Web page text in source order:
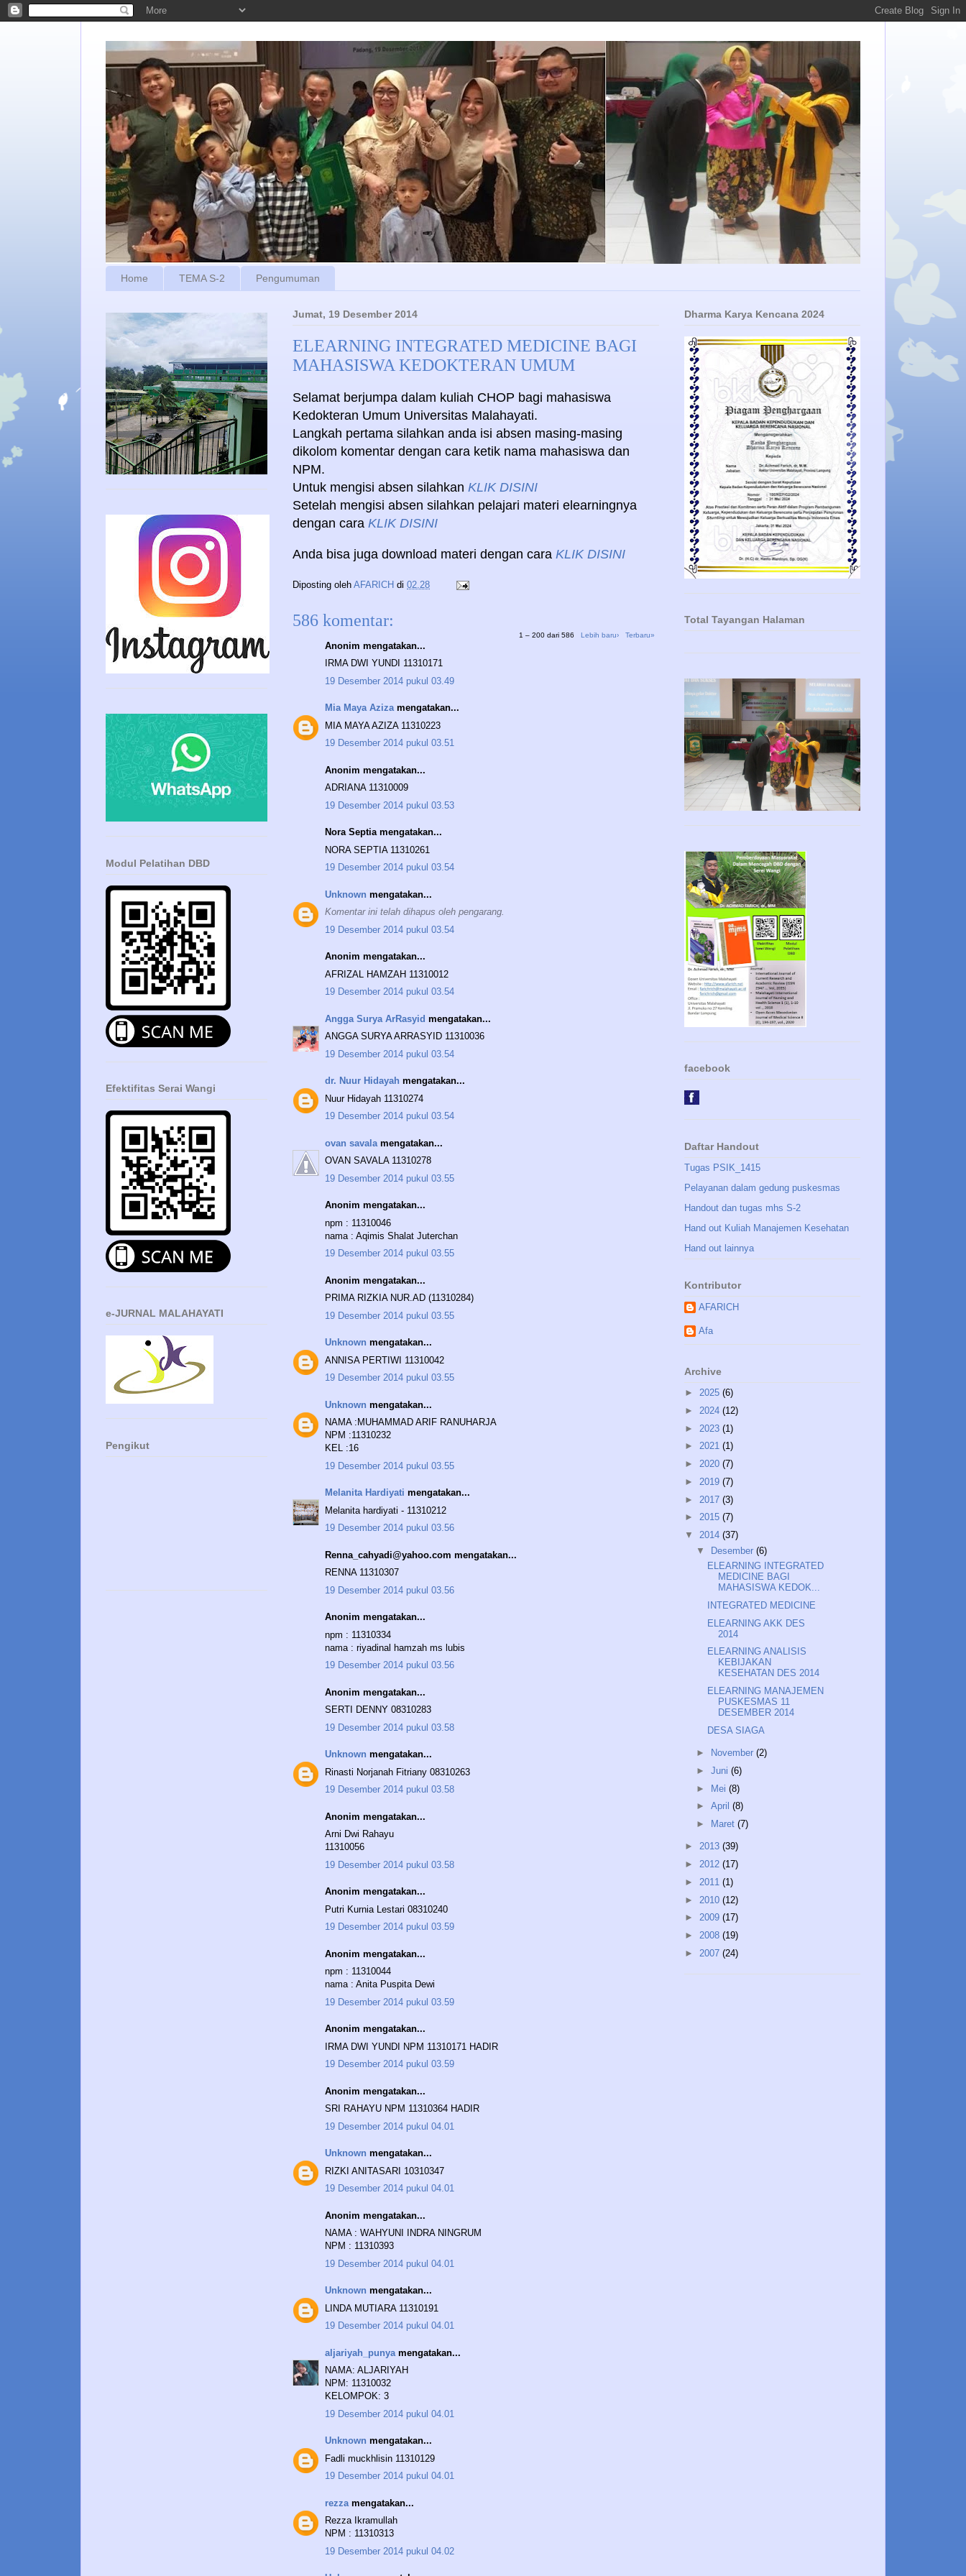
Home TEMA S-2 Pengumuman
Jumat, 19 Desember 2014
ELEARNING INTEGRATED MEDICINE BAGI
MAHASISWA KEDOKTERAN UMUM
Selamat berjumpa dalam kuliah CHOP bagi mahasiswa
Kedokteran Umum Universitas Malahayati.
Langkah pertama silahkan anda isi absen masing-masing
dikolom komentar dengan cara ketik nama mahasiswa dan
NPM.
Untuk mengisi absen silahkan KLIK DISINI
Setelah mengisi absen silahkan pelajari materi elearningnya
dengan cara KLIK DISINI
Anda bisa juga download materi dengan cara KLIK DISINI
Diposting oleh AFARICH di 02.28
586 komentar:
1 – 200 dari 586 Lebih baru› Terbaru»
Anonim mengatakan...
IRMA DWI YUNDI 11310171
19 Desember 2014 pukul 03.49
Mia Maya Azizamengatakan...
MIA MAYA AZIZA 11310223
19 Desember 2014 pukul 03.51
Anonim mengatakan...
ADRIANA 11310009
19 Desember 2014 pukul 03.53
Nora Septia mengatakan...
NORA SEPTIA 11310261
19 Desember 2014 pukul 03.54
Unknown mengatakan...
Komentar ini telah dihapus oleh pengarang.
19 Desember 2014 pukul 03.54
Anonim mengatakan...
AFRIZAL HAMZAH 11310012
19 Desember 2014 pukul 03.54
Angga Surya ArRasyid mengatakan...
ANGGA SURYA ARRASYID 11310036
19 Desember 2014 pukul 03.54
dr. Nuur Hidayah mengatakan...
Nuur Hidayah 11310274
19 Desember 2014 pukul 03.54
ovan savala mengatakan...
OVAN SAVALA 11310278
19 Desember 2014 pukul 03.55
Anonim mengatakan...
npm : 11310046
nama : Aqimis Shalat Juterchan
19 Desember 2014 pukul 03.55
Anonim mengatakan...
PRIMA RIZKIA NUR.AD (11310284)
19 Desember 2014 pukul 03.55
Unknown mengatakan...
ANNISA PERTIWI 11310042
19 Desember 2014 pukul 03.55
Unknown mengatakan...
NAMA :MUHAMMAD ARIF RANUHARJA
NPM :11310232
KEL :16
19 Desember 2014 pukul 03.55
Melanita Hardiyati mengatakan...
Melanita hardiyati - 11310212
19 Desember 2014 pukul 03.56
Renna_cahyadi@yahoo.com mengatakan...
RENNA 11310307
19 Desember 2014 pukul 03.56
Anonim mengatakan...
npm : 11310334
nama : riyadinal hamzah ms lubis
19 Desember 2014 pukul 03.56
Anonim mengatakan...
SERTI DENNY 08310283
19 Desember 2014 pukul 03.58
Unknown mengatakan...
Rinasti Norjanah Fitriany 08310263
19 Desember 2014 pukul 03.58
Anonim mengatakan...
Arni Dwi Rahayu
11310056
19 Desember 2014 pukul 03.58
Anonim mengatakan...
Putri Kurnia Lestari 08310240
19 Desember 2014 pukul 03.59
Anonim mengatakan...
npm : 11310044
nama : Anita Puspita Dewi
19 Desember 2014 pukul 03.59
Anonim mengatakan...
IRMA DWI YUNDI NPM 11310171 HADIR
19 Desember 2014 pukul 03.59
Anonim mengatakan...
SRI RAHAYU NPM 11310364 HADIR
19 Desember 2014 pukul 04.01
Unknown mengatakan...
RIZKI ANITASARI 10310347
19 Desember 2014 pukul 04.01
Anonim mengatakan...
NAMA : WAHYUNI INDRA NINGRUM
NPM : 11310393
19 Desember 2014 pukul 04.01
Unknown mengatakan...
LINDA MUTIARA 11310191
19 Desember 2014 pukul 04.01
aljariyah_punya mengatakan...
NAMA: ALJARIYAH
NPM: 11310032
KELOMPOK: 3
19 Desember 2014 pukul 04.01
Unknown mengatakan...
Fadli muckhlisin 11310129
19 Desember 2014 pukul 04.01
rezza mengatakan...
Rezza Ikramullah
NPM : 11310313
19 Desember 2014 pukul 04.02
Modul Pelatihan DBD
Efektifitas Serai Wangi
e-JURNAL MALAHAYATI
Pengikut
Dharma Karya Kencana 2024
Total Tayangan Halaman
facebook
Daftar Handout
Tugas PSIK_1415
Pelayanan dalam gedung puskesmas
Handout dan tugas mhs S-2
Hand out Kuliah Manajemen Kesehatan
Hand out lainnya
Kontributor
AFARICH
Afa
Archive
► 2025 (6)
► 2024 (12)
► 2023 (1)
► 2021 (1)
► 2020 (7)
► 2019 (7)
► 2017 (3)
► 2015 (7)
▼ 2014 (37)
▼ Desember (6)
ELEARNING INTEGRATED
MEDICINE BAGI
MAHASISWA KEDOK...
INTEGRATED MEDICINE
ELEARNING AKK DES
2014
ELEARNING ANALISIS
KEBIJAKAN
KESEHATAN DES 2014
ELEARNING MANAJEMEN
PUSKESMAS 11
DESEMBER 2014
DESA SIAGA
► November (2)
► Juni (6)
► Mei (8)
► April (8)
►
Maret (7)
► 2013 (39)
► 2012 (17)
► 2011 (1)
► 2010 (12)
► 2009 (17)
► 2008 (19)
► 2007 (24)